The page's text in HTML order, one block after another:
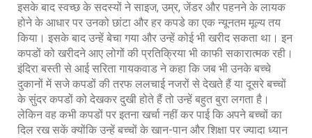
इसके बाद स्वच्छ के सदस्यों ने साइज, उम्र, जेंडर और पहनने के लायक
होने के आधार पर उनको छांटा और हर कपडे का एक न्यूनतम मूल्य तय
किया। इसके बाद उन्हें बेचा गया और उन्हें कोई भी खरीद सकता था। इन
कपडों को खरीदने आए लोगों की प्रतिक्रिया भी काफी सकारात्मक रही।
इंदिरा बस्ती से आई सरिता गायकवाड ने कहा कि जब भी उनके बच्चे
दुकानों में सजे कपडों की तरफ ललचाई नजरों से देखते हैं या दूसरे बच्चों
के सुंदर कपडों को देखकर दुखी होते हैं तो उन्हें बहुत बुरा लगता है।
लेकिन वह कभी कपडों पर इतना खर्चा नहीं कर पाई कि अपने बच्चों का
दिल रख सकें क्योंकि उन्हें बच्चों के खान-पान और शिक्षा पर ज्यादा ध्यान